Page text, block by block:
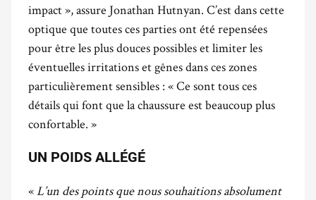
impact », assure Jonathan Hutnyan. C’est dans cette
optique que toutes ces parties ont été repensées
pour être les plus douces possibles et limiter les
éventuelles irritations et gênes dans ces zones
particulièrement sensibles : « Ce sont tous ces
détails qui font que la chaussure est beaucoup plus
confortable. »
UN POIDS ALLÉGÉ
«L’un des points que nous souhaitions absolument